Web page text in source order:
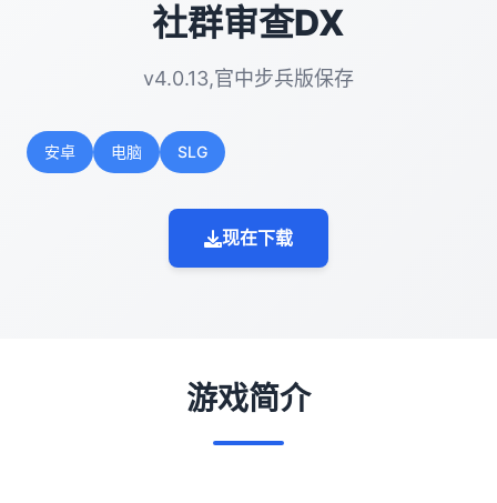
社群审查DX
v4.0.13,官中步兵版保存
安卓 电脑 SLG
现在下载
游戏简介